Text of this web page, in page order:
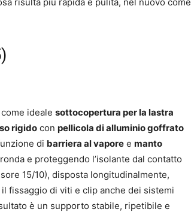
ideale sottocopertura per la lastra
rigido con pellicola di alluminio goffrato
di barriera al vapore e manto
e proteggendo l’isolante dal contatto
15/10), disposta longitudinalmente,
fissaggio di viti e clip anche dei sistemi
è un supporto stabile, ripetibile e